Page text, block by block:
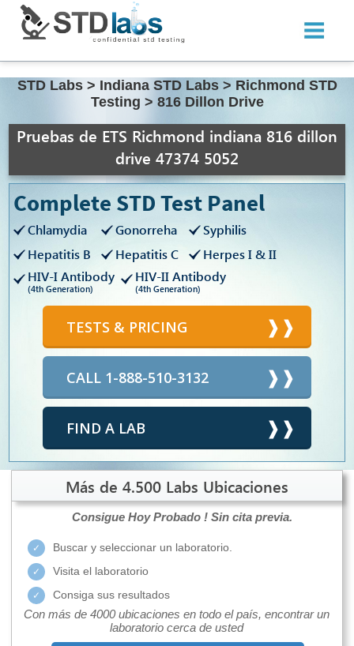
STD Labs > Indiana STD Labs > Richmond STD
Testing > 816 Dillon Drive
Pruebas de ETS Richmond indiana 816 dillon
drive 47374 5052
Complete STD Test Panel
Chlamydia Gonorreha
Syphilis
Hepatitis B
Hepatitis C
Herpes I & II
HIV-I Antibody
(4th Generation)
HIV-II Antibody
(4th Generation)
TESTS & PRICING
CALL 1-888-510-3132
FIND A LAB
Más de 4.500 Labs Ubicaciones
Consigue Hoy Probado ! Sin cita previa.
Buscar y seleccionar un laboratorio.
Visita el laboratorio
Consiga sus resultados
Con más de 4000 ubicaciones en todo el país, encontrar un
laboratorio cerca de usted